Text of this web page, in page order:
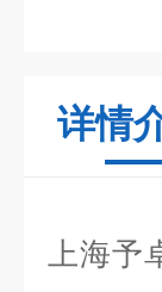
详情
上海予